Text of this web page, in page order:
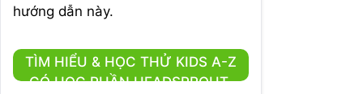
hướng dẫn này.
TÌM HIỂU & HỌC THỬ KIDS A-Z
CÓ HỌC PHẦN HEADSPROUT